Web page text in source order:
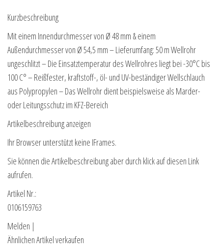
Kurzbeschreibung
Mit einem Innendurchmesser von Ø 48 mm & einem
Außendurchmesser von Ø 54,5 mm – Lieferumfang: 50 m Wellrohr
ungeschlitzt – Die Einsatztemperatur des Wellrohres liegt bei -30°C bis
100 C° – Reißfester, kraftstoff-, öl- und UV-beständiger Wellschlauch
aus Polypropylen – Das Wellrohr dient beispielsweise als Marder-
oder Leitungsschutz im KFZ-Bereich
Artikelbeschreibung anzeigen
Ihr Browser unterstützt keine IFrames.
Sie können die Artikelbeschreibung aber durch klick auf diesen Link
aufrufen.
Artikel Nr.:
0106159763
Melden |
Ähnlichen Artikel verkaufen